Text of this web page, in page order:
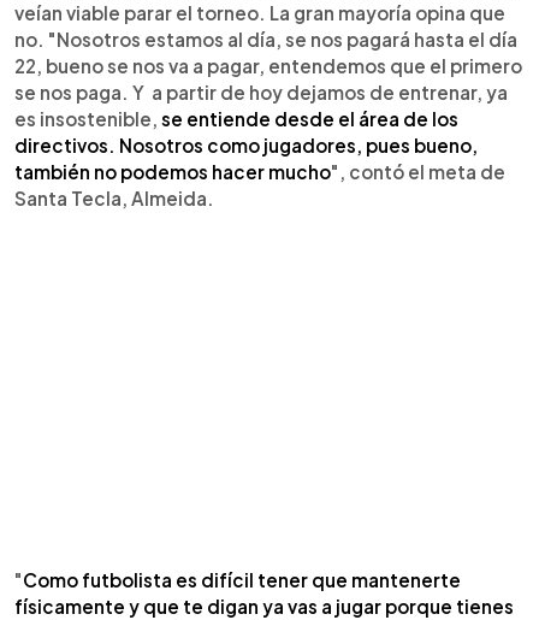
veían viable parar el torneo. La gran mayoría opina que
no. "Nosotros estamos al día, se nos pagará hasta el día
22, bueno se nos va a pagar, entendemos que el primero
se nos paga. Y a partir de hoy dejamos de entrenar, ya
es insostenible, se entiende desde el área de los
directivos. Nosotros como jugadores, pues bueno,
también no podemos hacer mucho", contó el meta de
Santa Tecla, Almeida.
"Como futbolista es difícil tener que mantenerte
físicamente y que te digan ya vas a jugar porque tienes